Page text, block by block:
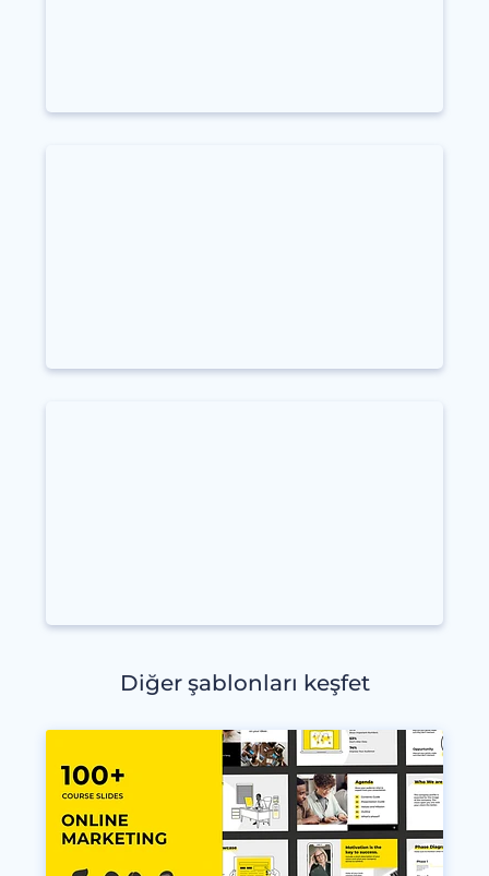
Diğer şablonları keşfet